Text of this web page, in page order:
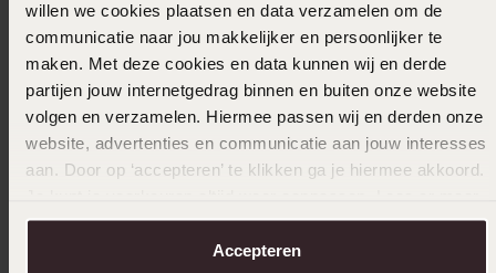
willen we cookies plaatsen en data verzamelen om de
communicatie naar jou makkelijker en persoonlijker te
maken. Met deze cookies en data kunnen wij en derde
partijen jouw internetgedrag binnen en buiten onze website
volgen en verzamelen. Hiermee passen wij en derden onze
website, advertenties en communicatie aan jouw interesses
aan. Door op ‘accepteren’ te klikken ga je hiermee akkoord.
over in onscookiebeleid.
Accepteren
-43% Bestseller -36%